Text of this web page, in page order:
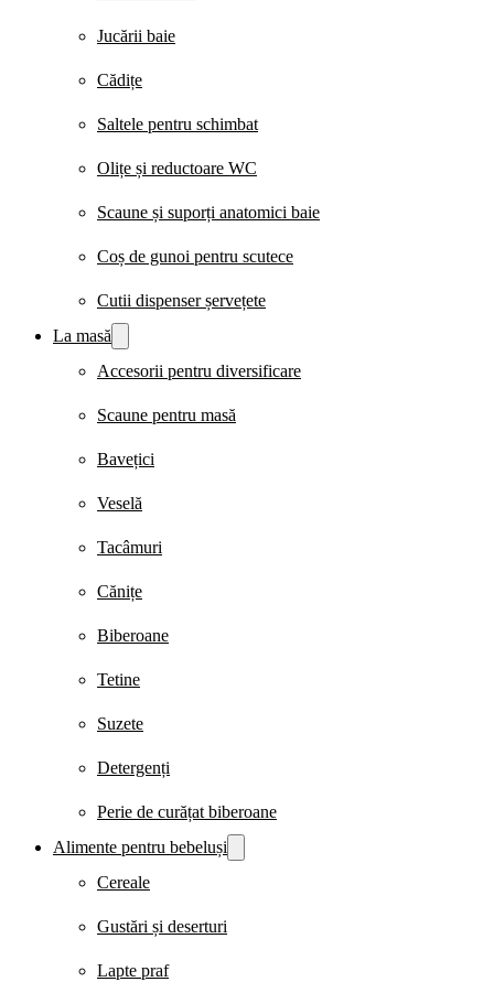
Jucării baie
Cădițe
Saltele pentru schimbat
Olițe și reductoare WC
Scaune și suporți anatomici baie
Coș de gunoi pentru scutece
Cutii dispenser șervețete
La masă
Accesorii pentru diversificare
Scaune pentru masă
Bavețici
Veselă
Tacâmuri
Cănițe
Biberoane
Tetine
Suzete
Detergenți
Perie de curățat biberoane
Alimente pentru bebeluși
Cereale
Gustări și deserturi
Lapte praf